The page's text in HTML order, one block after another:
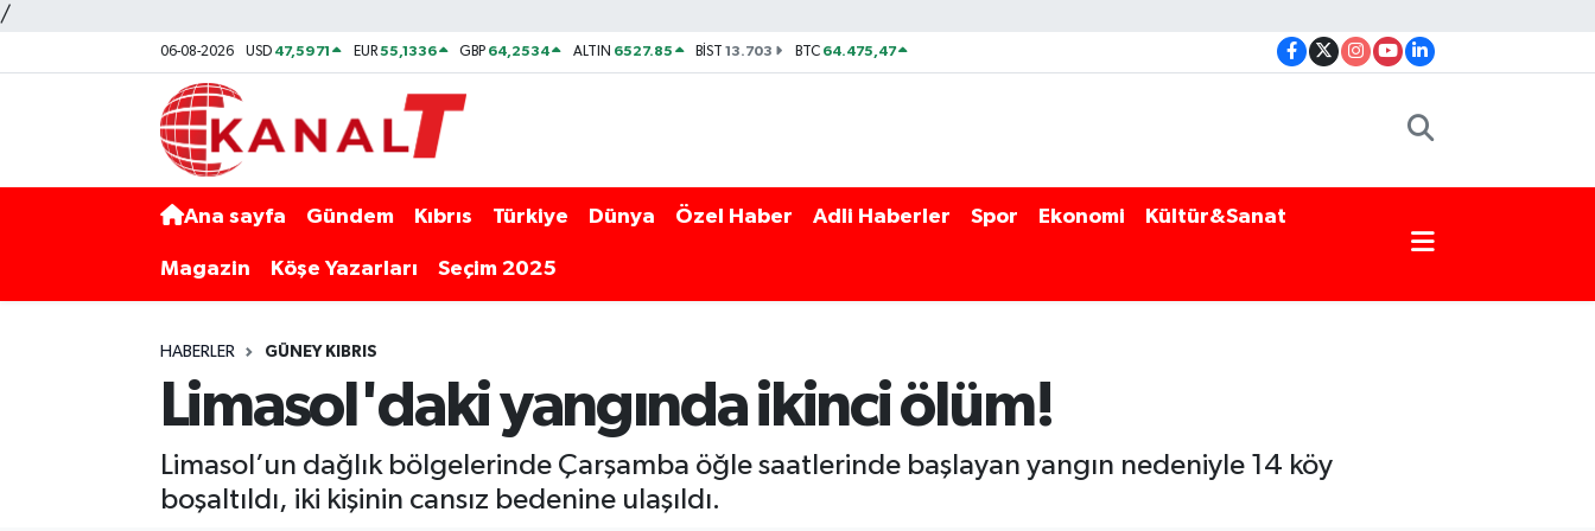
/
06-08-2026 USD 47,5971 EUR55,1336 GBP 64,2534 ALTIN 6527.85 BİST13.703 BTC 64.475,47
Ana sayfa Gündem Kıbrıs Türkiye Dünya Özel Haber Adli Haberler Spor Ekonomi Kültür&Sanat
Magazin Köşe Yazarları Seçim 2025
HABERLER GÜNEY KIBRIS
Limasol'daki yangında ikinci ölüm!
Limasol’un dağlık bölgelerinde Çarşamba öğle saatlerinde başlayan yangın nedeniyle 14 köy
boşaltıldı, iki kişinin cansız bedenine ulaşıldı.